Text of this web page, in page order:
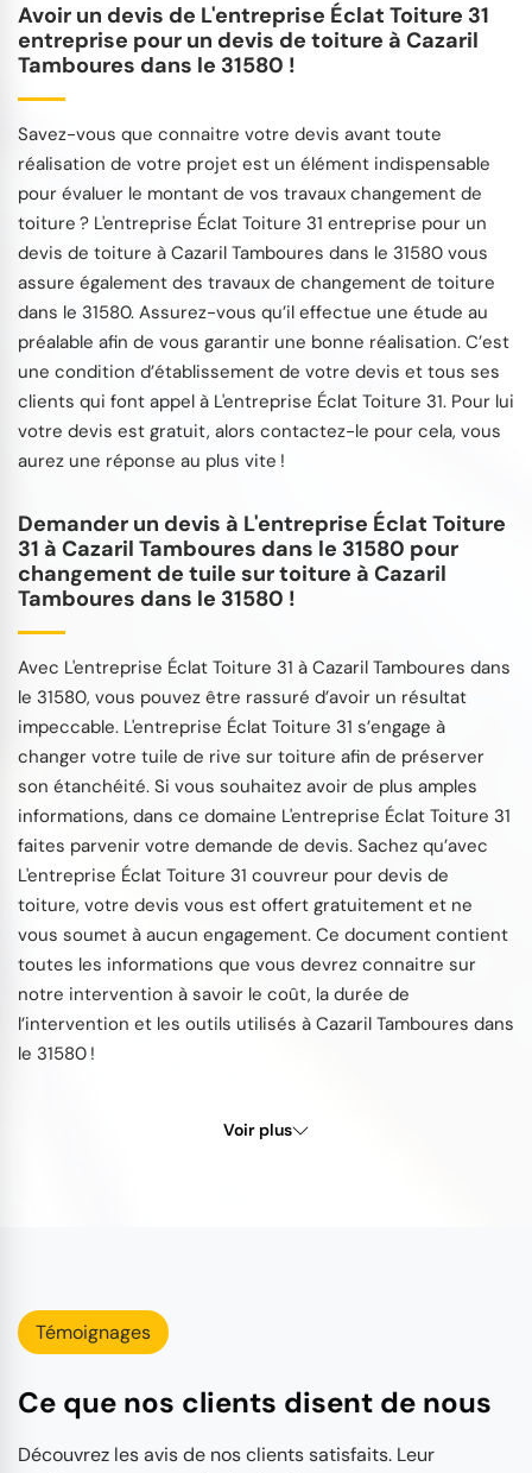
Avoir un devis de L'entreprise Éclat Toiture 31
entreprise pour un devis de toiture à Cazaril
Tamboures dans le 31580 !
Savez-vous que connaitre votre devis avant toute
réalisation de votre projet est un élément indispensable
pour évaluer le montant de vos travaux changement de
toiture ? L'entreprise Éclat Toiture 31 entreprise pour un
devis de toiture à Cazaril Tamboures dans le 31580 vous
assure également des travaux de changement de toiture
dans le 31580. Assurez-vous qu’il effectue une étude au
préalable afin de vous garantir une bonne réalisation. C’est
une condition d’établissement de votre devis et tous ses
clients qui font appel à L'entreprise Éclat Toiture 31. Pour lui
votre devis est gratuit, alors contactez-le pour cela, vous
aurez une réponse au plus vite !
Demander un devis à L'entreprise Éclat Toiture
31 à Cazaril Tamboures dans le 31580 pour
changement de tuile sur toiture à Cazaril
Tamboures dans le 31580 !
Avec L'entreprise Éclat Toiture 31 à Cazaril Tamboures dans
le 31580, vous pouvez être rassuré d’avoir un résultat
impeccable. L'entreprise Éclat Toiture 31 s’engage à
changer votre tuile de rive sur toiture afin de préserver
son étanchéité. Si vous souhaitez avoir de plus amples
informations, dans ce domaine L'entreprise Éclat Toiture 31
faites parvenir votre demande de devis. Sachez qu’avec
L'entreprise Éclat Toiture 31 couvreur pour devis de
toiture, votre devis vous est offert gratuitement et ne
vous soumet à aucun engagement. Ce document contient
toutes les informations que vous devrez connaitre sur
notre intervention à savoir le coût, la durée de
l’intervention et les outils utilisés à Cazaril Tamboures dans
le 31580 !
Voir plus
Témoignages
Ce que nos clients disent de nous
Découvrez les avis de nos clients satisfaits. Leur